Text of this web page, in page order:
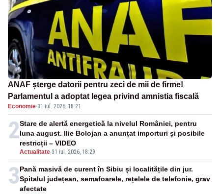
ANAF șterge datorii pentru zeci de mii de firme!
Parlamentul a adoptat legea privind amnistia fiscală
Economie·31 iul. 2026, 18:21
2
Actualitate-31 iul. 2026, 18:29
Stare de alertă energetică la nivelul României, pentru
luna august. Ilie Bolojan a anunțat importuri și posibile
restricții – VIDEO
3Pană masivă de curent în Sibiu și localitățile din jur.
Spitalul județean, semafoarele, rețelele de telefonie, grav
afectate